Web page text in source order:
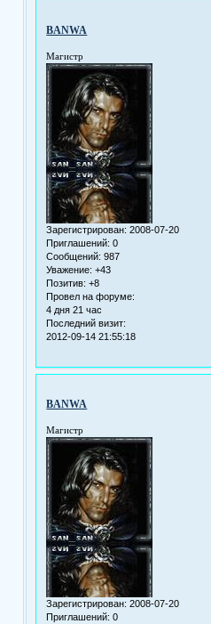
BANWA
Магистр
Зарегистрирован: 2008-07-20
Приглашений: 0
Сообщений: 987
Уважение: +43
Позитив: +8
Провел на форуме:
4 дня 21 час
Последний визит:
2012-09-14 21:55:18
BANWA
Магистр
Зарегистрирован: 2008-07-20
Приглашений: 0